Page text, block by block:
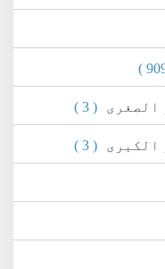
الصغرى ( 3 )
الكبرى ( 3 )